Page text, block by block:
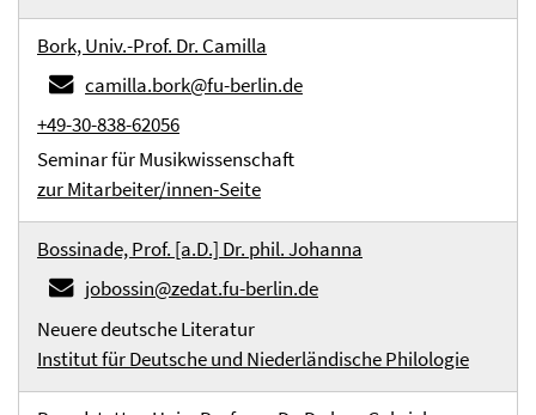
Bork, Univ.-Prof. Dr. Camilla
camilla.bork@fu-berlin.de
+49-30-838-62056
Seminar für Musikwissenschaft
zur Mitarbeiter/innen-Seite
Bossinade, Prof. [a.D.] Dr. phil. Johanna
jobossin@zedat.fu-berlin.de
Neuere deutsche Literatur
Institut für Deutsche und Niederländische Philologie